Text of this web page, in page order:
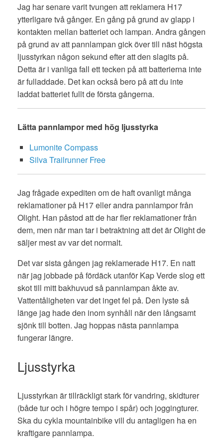
Jag har senare varit tvungen att reklamera H17
ytterligare två gånger. En gång på grund av glapp i
kontakten mellan batteriet och lampan. Andra gången
på grund av att pannlampan gick över till näst högsta
ljusstyrkan någon sekund efter att den slagits på.
Detta är i vanliga fall ett tecken på att batterierna inte
är fulladdade. Det kan också bero på att du inte
laddat batteriet fullt de första gångerna.
Lätta pannlampor med hög ljusstyrka
Lumonite Compass
Silva Trailrunner Free
Jag frågade expediten om de haft ovanligt många
reklamationer på H17 eller andra pannlampor från
Olight. Han påstod att de har fler reklamationer från
dem, men när man tar i betraktning att det är Olight de
säljer mest av var det normalt.
Det var sista gången jag reklamerade H17. En natt
när jag jobbade på fördäck utanför Kap Verde slog ett
skot till mitt bakhuvud så pannlampan åkte av.
Vattentåligheten var det inget fel på. Den lyste så
länge jag hade den inom synhåll när den långsamt
sjönk till botten. Jag hoppas nästa pannlampa
fungerar längre.
Ljusstyrka
Ljusstyrkan är tillräckligt stark för vandring, skidturer
(både tur och i högre tempo i spår) och joggingturer.
Ska du cykla mountainbike vill du antagligen ha en
kraftigare pannlampa.